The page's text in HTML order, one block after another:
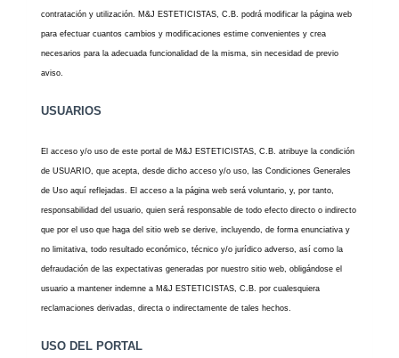
contratación y utilización. M&J ESTETICISTAS, C.B. podrá modificar la página web
para efectuar cuantos cambios y modificaciones estime convenientes y crea
necesarios para la adecuada funcionalidad de la misma, sin necesidad de previo
aviso.
USUARIOS
El acceso y/o uso de este portal de M&J ESTETICISTAS, C.B. atribuye la condición
de USUARIO, que acepta, desde dicho acceso y/o uso, las Condiciones Generales
de Uso aquí reflejadas. El acceso a la página web será voluntario, y, por tanto,
responsabilidad del usuario, quien será responsable de todo efecto directo o indirecto
que por el uso que haga del sitio web se derive, incluyendo, de forma enunciativa y
no limitativa, todo resultado económico, técnico y/o jurídico adverso, así como la
defraudación de las expectativas generadas por nuestro sitio web, obligándose el
usuario a mantener indemne a M&J ESTETICISTAS, C.B. por cualesquiera
reclamaciones derivadas, directa o indirectamente de tales hechos.
USO DEL PORTAL